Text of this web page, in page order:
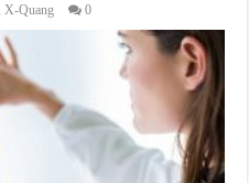
X-Quang 0